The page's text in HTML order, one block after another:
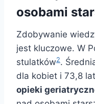
osobami
Zdobywanie
jest kluczowe. W
stulatków2.
dla kobiet i 73,8
opieki